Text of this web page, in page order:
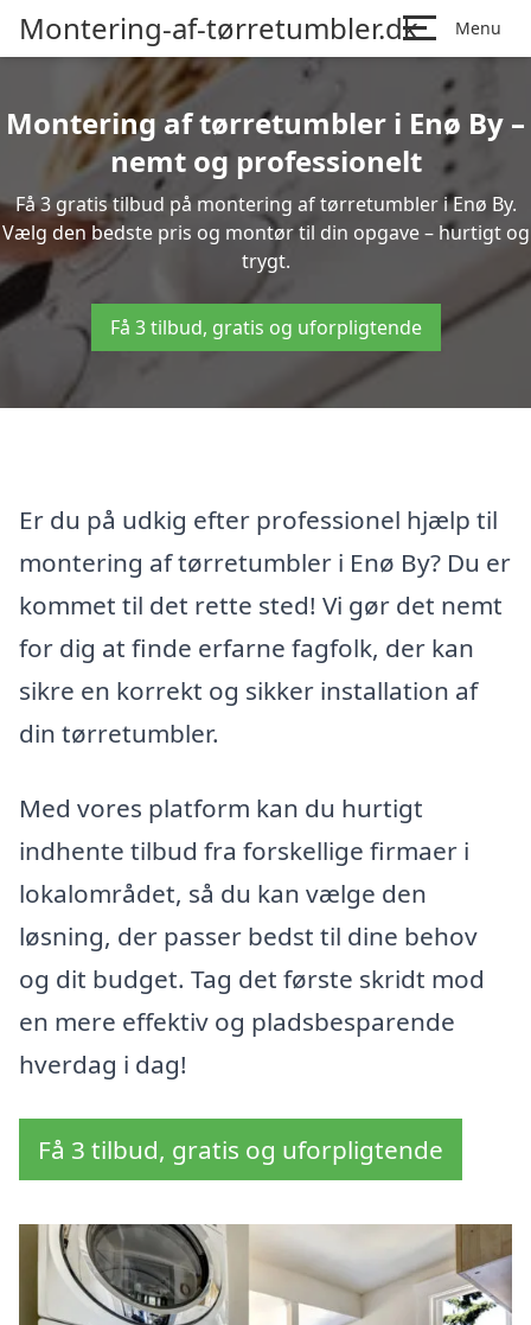
Montering-af-tørretumbler.dk Menu
Montering af tørretumbler i Enø By –
nemt og professionelt
Få 3 gratis tilbud på montering af tørretumbler i Enø By.
Vælg den bedste pris og montør til din opgave – hurtigt og
trygt.
Få 3 tilbud, gratis og uforpligtende
Er du på udkig efter professionel hjælp til
montering af tørretumbler i Enø By? Du er
kommet til det rette sted! Vi gør det nemt
for dig at finde erfarne fagfolk, der kan
sikre en korrekt og sikker installation af
din tørretumbler.
Med vores platform kan du hurtigt
indhente tilbud fra forskellige firmaer i
lokalområdet, så du kan vælge den
løsning, der passer bedst til dine behov
og dit budget. Tag det første skridt mod
en mere effektiv og pladsbesparende
hverdag i dag!
Få 3 tilbud, gratis og uforpligtende